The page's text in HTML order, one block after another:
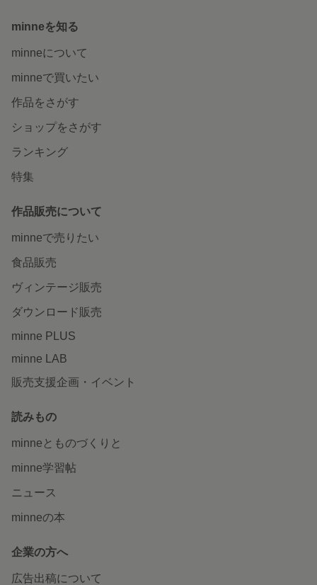
minneを知る
minneについて
minneで買いたい
作品をさがす
ショップをさがす
ランキング
特集
作品販売について
minneで売りたい
食品販売
ヴィンテージ販売
ダウンロード販売
minne PLUS
minne LAB
販売支援企画・イベント
読みもの
minneとものづくりと
minne学習帖
ニュース
minneの本
企業の方へ
広告出稿について